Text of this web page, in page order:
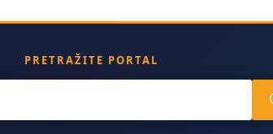
PRETRAŽITE PORTAL